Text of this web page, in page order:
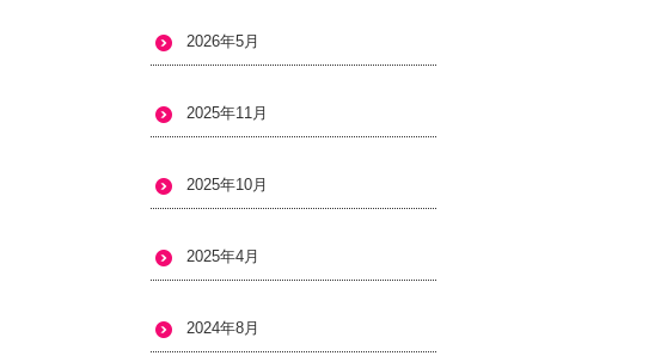
2026年5月
2025年11月
2025年10月
2025年4月
2024年8月